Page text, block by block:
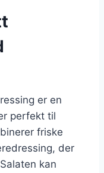
er en
perfekt til
friske
der
kan